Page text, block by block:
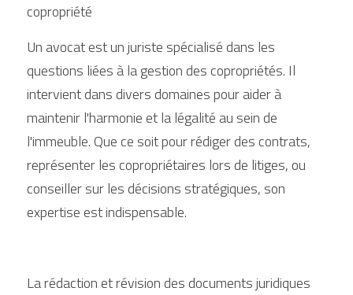
copropriété
Un avocat est un juriste spécialisé dans les
questions liées à la gestion des copropriétés. Il
intervient dans divers domaines pour aider à
maintenir l'harmonie et la légalité au sein de
l'immeuble. Que ce soit pour rédiger des contrats,
représenter les copropriétaires lors de litiges, ou
conseiller sur les décisions stratégiques, son
expertise est indispensable.
La rédaction et révision des documents juridiques